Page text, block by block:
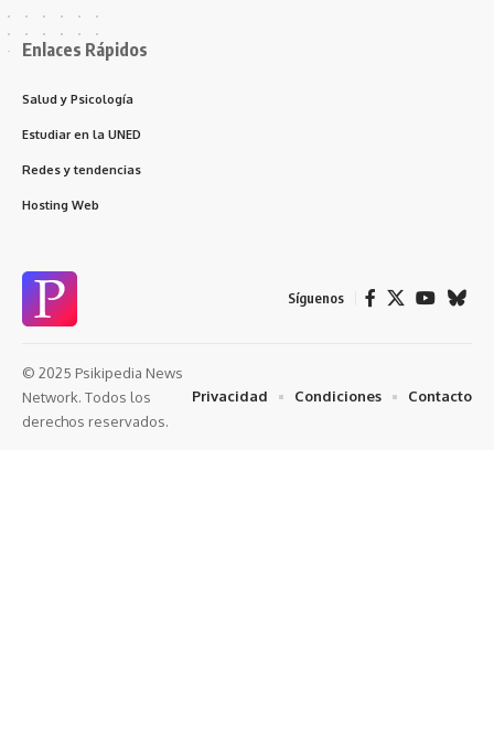
Enlaces Rápidos
Salud y Psicología
Estudiar en la UNED
Redes y tendencias
Hosting Web
Síguenos
© 2025 Psikipedia News
Network. Todos los
derechos reservados.
Privacidad Condiciones Contacto